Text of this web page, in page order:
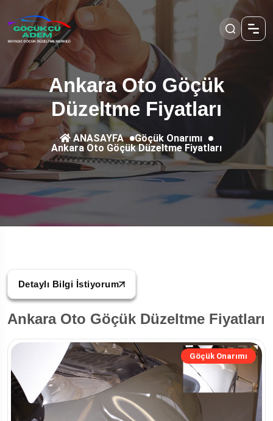
Ankara Oto Göçük
Düzeltme Fiyatları
ANASAYFA
Göçük Onarımı
Ankara Oto Göçük Düzeltme Fiyatları
Detaylı Bilgi İstiyorum
Ankara Oto Göçük Düzeltme Fiyatları
Göçük Onarımı